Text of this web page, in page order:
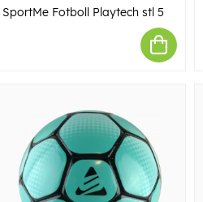
SportMe Fotboll Playtech stl 5